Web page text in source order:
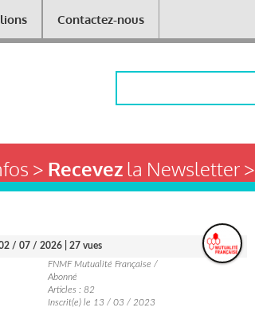
Contactez-nous
> Recevezla Newsletter >
/ 07 / 2026 | 27 vues
FNMF Mutualité Française /
Abonné
Articles : 82
Inscrit(e) le 13 / 03 / 2023